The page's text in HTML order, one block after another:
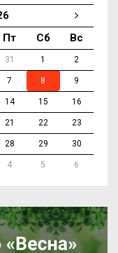
Пт Сб Вс
31 1 2
7 8 9
14 15 16
21 22 23
28 29 30
4 5 6